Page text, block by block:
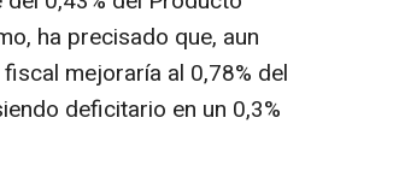
ha precisado que, aun
mejoraría al 0,78% del
deficitario en un 0,3%